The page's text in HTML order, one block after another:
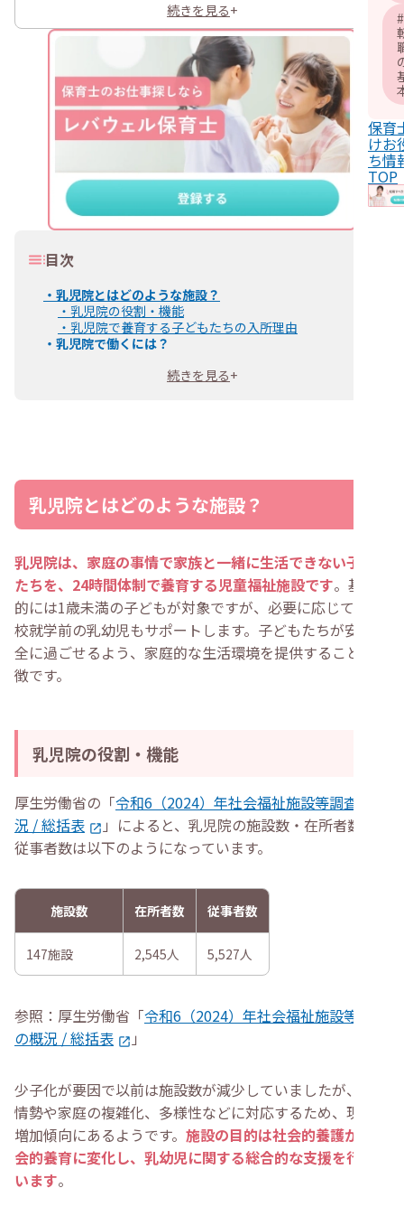
#
保育
けお
ち情
TOP
続きを見る+
目次
・ 乳児院とはどのような施設？
・ 乳児院の役割・機能
・ 乳児院で養育する子どもたちの入所理由
・ 乳児院で働くには？
乳児院は資格なしでも働ける？
・チームで働くのが得意な人
・乳児院の保育士求人を探す方法
・乳児院のWebサイトで採用情報を確認する
・ 保育士向けの求人サイトで探す
・保育士向けの転職エージェントに相談する
・ 「乳児院で働くには？」と考えている方によくある質問
・ 乳児院の給料は保育園よりも高いですか？
・乳児院で働くには大学卒業の学歴が必要？
か？
続きを見る+
乳児院とはどのような施設？
乳児院は、家庭の事情で家族と一緒に生活できない子ども
たちを、24時間体制で養育する児童福祉施設です。基本
的には1歳未満の子どもが対象ですが、必要に応じて小学
校就学前の乳幼児もサポートします。子どもたちが安心安
全に過ごせるよう、家庭的な生活環境を提供することが特
徴です。
乳児院の役割・機能
厚生労働省の「令和6（2024）年社会福祉施設等調査の概
況 / 総括表
」によると、乳児院の施設数・在所者数・
従事者数は以下のようになっています。
施設数 在所者数 従事者数
147施設 2,545人 5,527人
参照：厚生労働省「令和6（2024）年社会福祉施設等調査
の概況 / 総括表
」
少子化が要因で以前は施設数が減少していましたが、社会
情勢や家庭の複雑化、多様性などに対応するため、現在は
増加傾向にあるようです。 施設の目的は社会的養護から社
会的養育に変化し、乳幼児に関する総合的な支援を行って
います。